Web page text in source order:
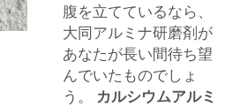
腹を立てているなら、
大同アルミナ研磨剤が
あなたが長い間待ち望
んでいたものでしょ
う。 カルシウムアルミ